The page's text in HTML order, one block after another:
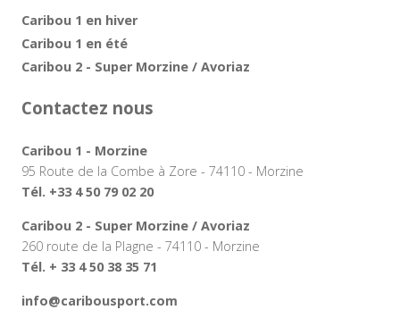
Caribou 1 en hiver
Caribou 1 en été
Caribou 2 - Super Morzine / Avoriaz
Contactez nous
Caribou 1 - Morzine
95 Route de la Combe à Zore - 74110 - Morzine
Tél. +33 4 50 79 02 20
Caribou 2 - Super Morzine / Avoriaz
260 route de la Plagne - 74110 - Morzine
Tél. + 33 4 50 38 35 71
info@caribousport.com